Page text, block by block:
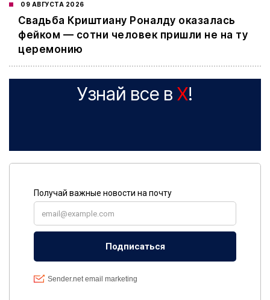
09 АВГУСТА 2026
Свадьба Криштиану Роналду оказалась
фейком — сотни человек пришли не на ту
церемонию
Узнай все в X!